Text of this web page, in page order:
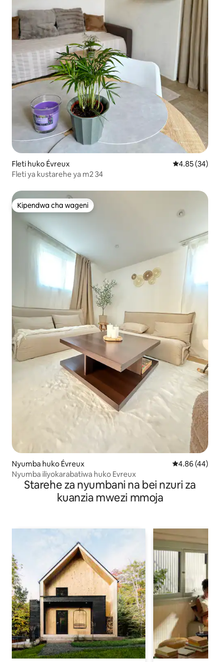
Fleti huko Évreux Ukadiriaji wa
4.85 (34)
Fleti ya kustarehe ya m2 34
Kipendwa cha wageni
Kipendwa cha wageni
Nyumba huko Évreux Ukadiriaji wa
4.86 (44)
Nyumba iliyokarabatiwa huko Evreux
Starehe za nyumbani na bei nzuri za
kuanzia mwezi mmoja